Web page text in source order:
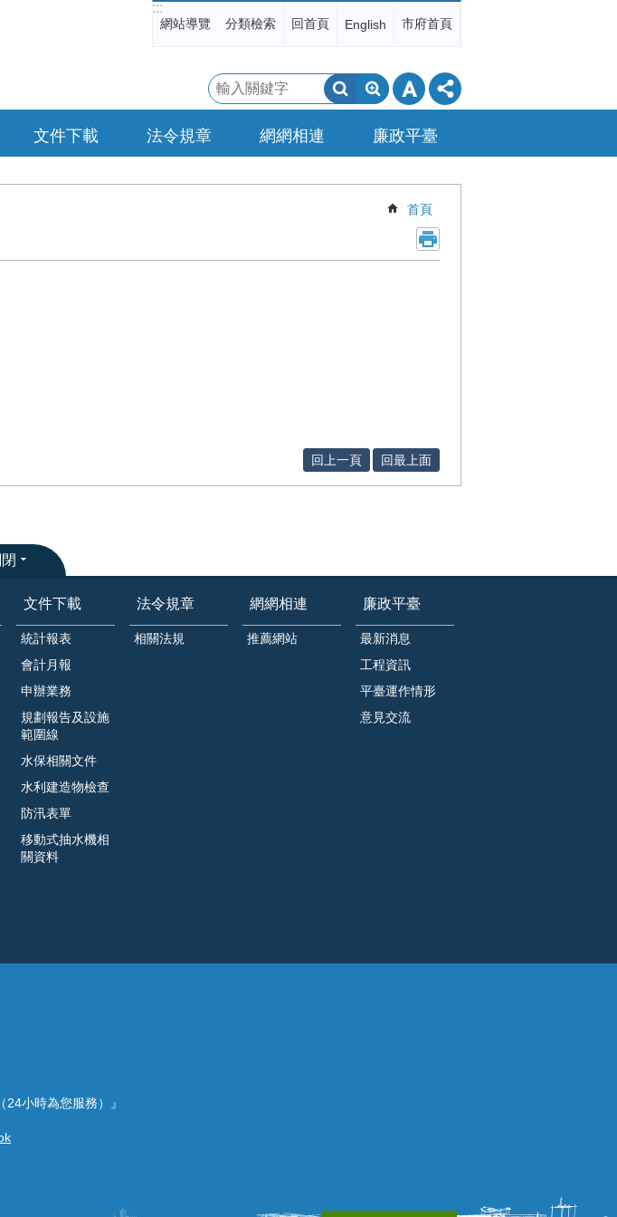
:::
網站導覽 分類檢索 回首頁 English 市府首頁
搜
尋
文件下載 法令規章 網網相連 廉政平臺
首頁
回上一頁 回最上面
文件下載
統計報表
會計月報
申辦業務
規劃報告及設施
範圍線
水保相關文件
水利建造物檢查
防汛表單
移動式抽水機相
關資料
法令規章
相關法規
網網相連
推薦網站
廉政平臺
最新消息
工程資訊
平臺運作情形
意見交流
小時為您服務）』